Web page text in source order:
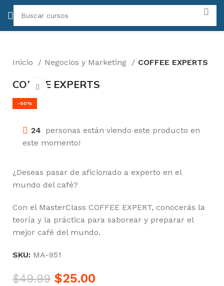
Inicio Negocios y Marketing COFFEE EXPERTS
COFFEE EXPERTS
-50%
Click para agrandar
24 personas están viendo este producto en
este momento!
¿Deseas pasar de aficionado a experto en el
mundo del café?
Con el MasterClass COFFEE EXPERT, conocerás la
teoría y la práctica para saborear y preparar el
mejor café del mundo.
SKU: MA-951
$49.99 $25.00